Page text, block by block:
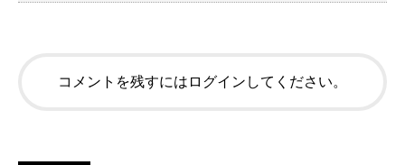
コメントを残すにはログインしてください。